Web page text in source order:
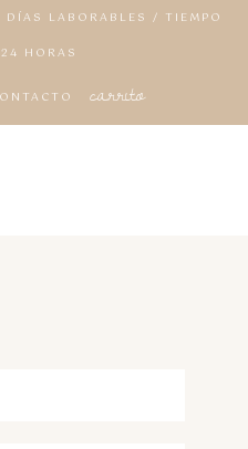
DÍAS LABORABLES / TIEMPO
HORAS
carrito